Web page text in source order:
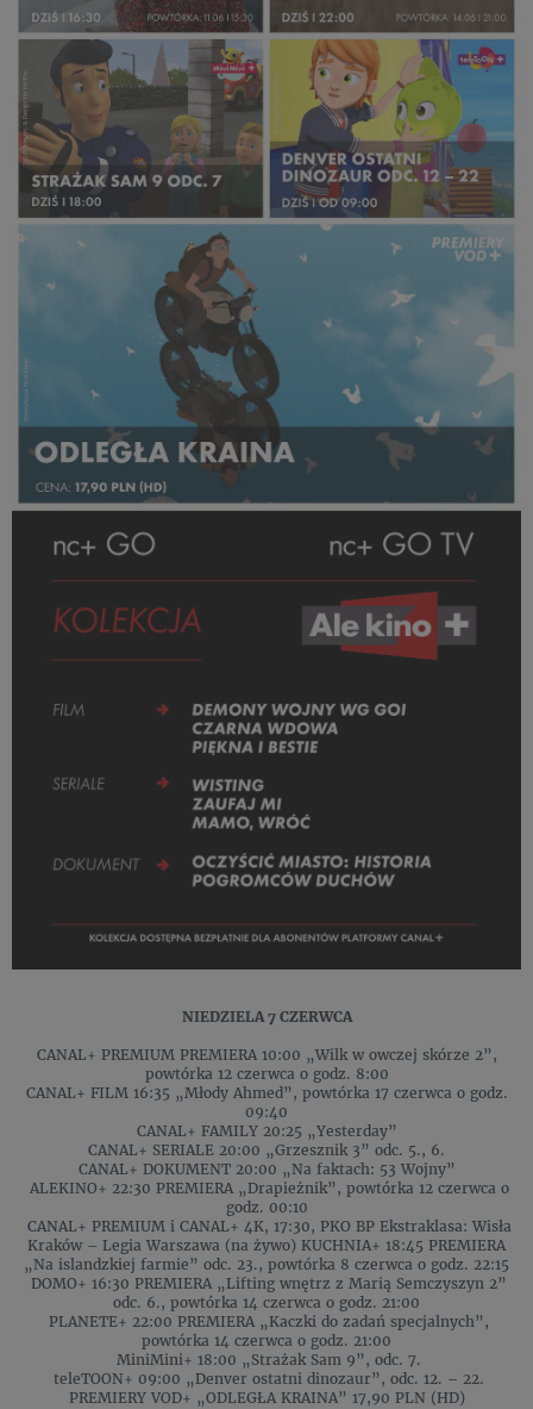
NIEDZIELA 7 CZERWCA
CANAL+ PREMIUM PREMIERA 10:00 „Wilk w owczej skórze 2”,
powtórka 12 czerwca o godz. 8:00
CANAL+ FILM 16:35 „Młody Ahmed”, powtórka 17 czerwca o godz.
09:40
CANAL+ FAMILY 20:25 „Yesterday”
CANAL+ SERIALE 20:00 „Grzesznik 3” odc. 5., 6.
CANAL+ DOKUMENT 20:00 „Na faktach: 53 Wojny”
ALEKINO+ 22:30 PREMIERA „Drapieżnik”, powtórka 12 czerwca o
godz. 00:10
CANAL+ PREMIUM i CANAL+ 4K, 17:30, PKO BP Ekstraklasa: Wisła
Kraków – Legia Warszawa (na żywo) KUCHNIA+ 18:45 PREMIERA
„Na islandzkiej farmie” odc. 23., powtórka 8 czerwca o godz. 22:15
DOMO+ 16:30 PREMIERA „Lifting wnętrz z Marią Semczyszyn 2”
odc. 6., powtórka 14 czerwca o godz. 21:00
PLANETE+ 22:00 PREMIERA „Kaczki do zadań specjalnych”,
powtórka 14 czerwca o godz. 21:00
MiniMini+ 18:00 „Strażak Sam 9”, odc. 7.
teleTOON+ 09:00 „Denver ostatni dinozaur”, odc. 12. – 22.
PREMIERY VOD+ „ODLEGŁA KRAINA” 17,90 PLN (HD)